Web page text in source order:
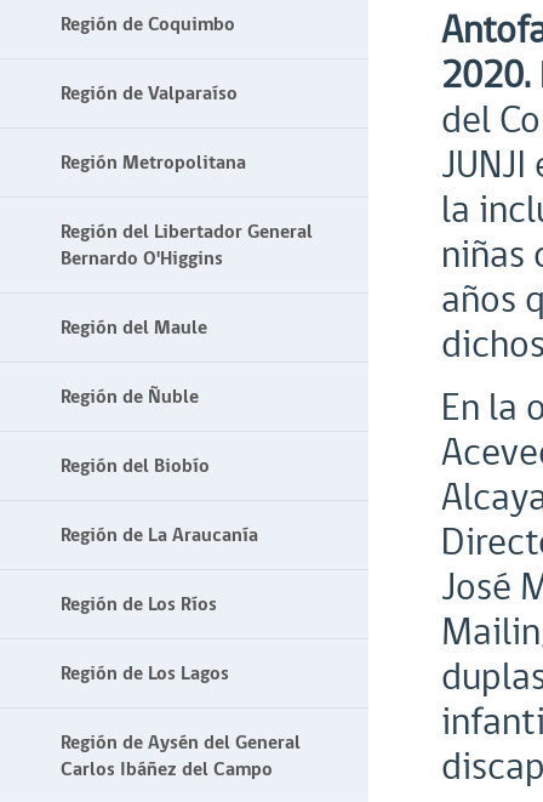
Región de Coquimbo
Región de Valparaíso
Región Metropolitana
Región del Libertador General
Bernardo O'Higgins
Región del Maule
Región de Ñuble
Región del Biobío
Región de La Araucanía
Región de Los Ríos
Región de Los Lagos
Región de Aysén del General
Carlos Ibáñez del Campo
2020.
del
la
niñas
años
En la
José